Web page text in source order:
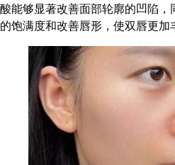
酸能够显著改善面部轮廓的凹陷
的饱满度和改善唇形，使双唇更加